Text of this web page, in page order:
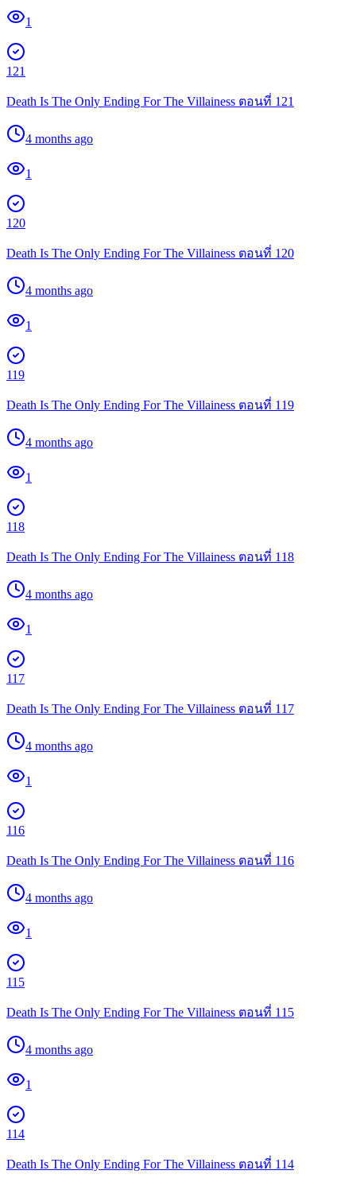
1
121
Death Is The Only Ending For The Villainess ตอนที่ 121
4 months ago
1
120
Death Is The Only Ending For The Villainess ตอนที่ 120
4 months ago
1
119
Death Is The Only Ending For The Villainess ตอนที่ 119
4 months ago
1
118
Death Is The Only Ending For The Villainess ตอนที่ 118
4 months ago
1
117
Death Is The Only Ending For The Villainess ตอนที่ 117
4 months ago
1
116
Death Is The Only Ending For The Villainess ตอนที่ 116
4 months ago
1
115
Death Is The Only Ending For The Villainess ตอนที่ 115
4 months ago
1
114
Death Is The Only Ending For The Villainess ตอนที่ 114